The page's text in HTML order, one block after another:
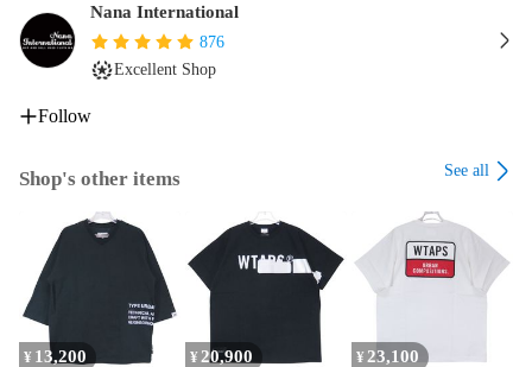
Nana International
876
Excellent Shop
Follow
Shop's other items See all
¥ 13,200 ¥ 20,900 ¥ 23,100